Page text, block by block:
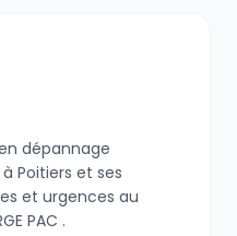
dépannage
Poitiers et ses
et urgences au
PAC .